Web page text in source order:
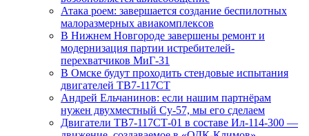
Атака роем: завершается создание беспилотных
малоразмерных авиакомплексов
В Нижнем Новгороде завершены ремонт и
модернизация партии истребителей-
перехватчиков МиГ-31
В Омске будут проходить стендовые испытания
двигателей ТВ7-117СТ
Андрей Ельчанинов: если нашим партнёрам
нужен двухместный Су-57, мы его сделаем
Двигатели ТВ7-117СТ-01 в составе Ил-114-300 —